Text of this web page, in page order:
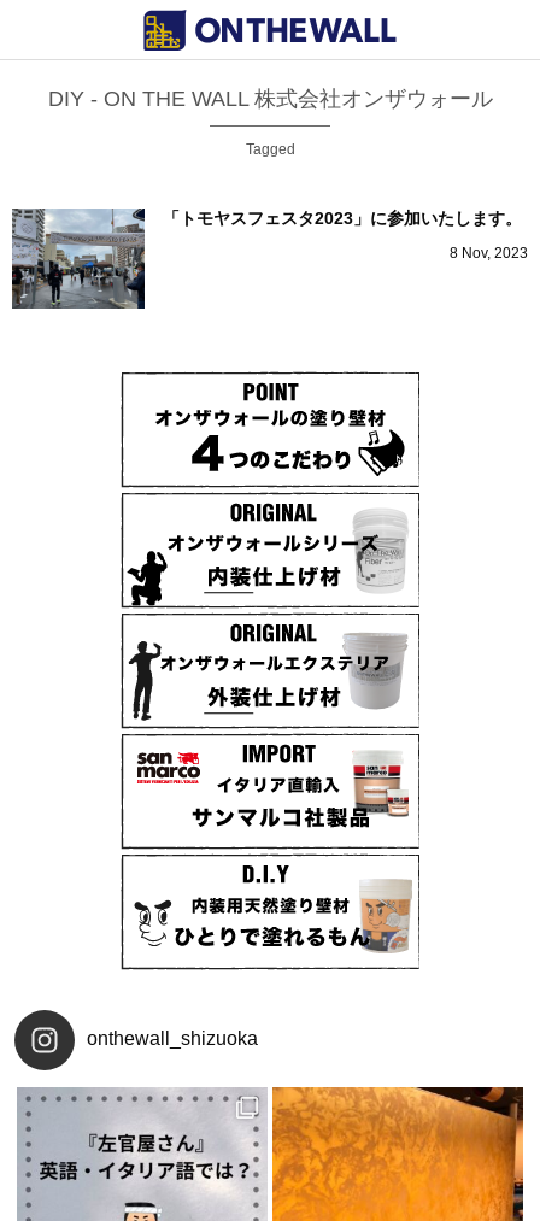
DIY - ON THE WALL 株式会社オンザウォール
Tagged
「トモヤスフェスタ2023」に参加いたします。
8 Nov, 2023
onthewall_shizuoka